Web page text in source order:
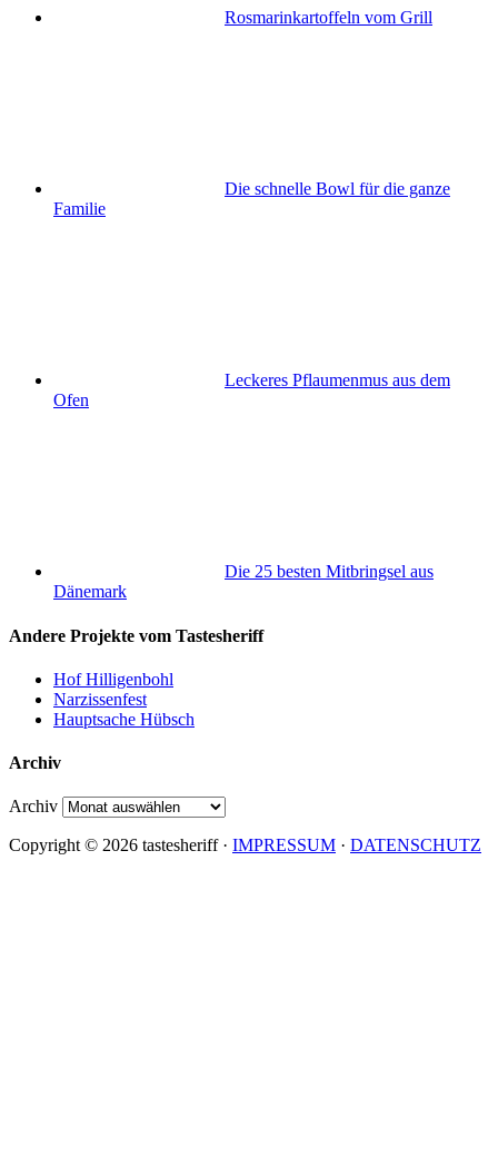
Rosmarinkartoffeln vom Grill
Die schnelle Bowl für die ganze
Familie
Leckeres Pflaumenmus aus dem
Ofen
Die 25 besten Mitbringsel aus
Dänemark
Andere Projekte vom Tastesheriff
Hof Hilligenbohl
Narzissenfest
Hauptsache Hübsch
Archiv
Archiv
Copyright © 2026 tastesheriff · IMPRESSUM · DATENSCHUTZ